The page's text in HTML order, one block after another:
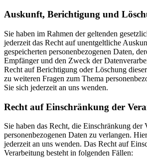
Auskunft, Berichtigung und
Sie haben im Rahmen der geltenden
jederzeit das Recht auf unentgeltliche
gespeicherten personenbezogenen Daten,
Empfänger und den Zweck der
Recht auf Berichtigung oder Löschung
zu weiteren Fragen zum Thema
Sie sich jederzeit an uns wenden.
Recht auf Einschränkung der
Sie haben das Recht, die Einschränkung der
personenbezogenen Daten zu verlangen.
jederzeit an uns wenden. Das Recht auf
Verarbeitung besteht in folgenden Fällen: